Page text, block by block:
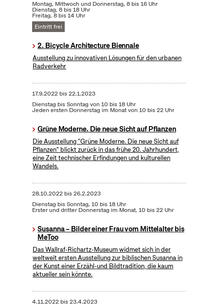
Montag, Mittwoch und Donnerstag, 8 bis 16 Uhr
Dienstag, 8 bis 18 Uhr
Freitag, 8 bis 14 Uhr
Eintritt frei
2. Bicycle Architecture Biennale
Ausstellung zu innovativen Lösungen für den urbanen
Radverkehr
17.9.2022bis22.1.2023
Dienstag bis Sonntag von 10 bis 18 Uhr
Jeden ersten Donnerstag im Monat von 10 bis 22 Uhr
Grüne Moderne. Die neue Sicht auf Pflanzen
Die Ausstellung "Grüne Moderne. Die neue Sicht auf
Pflanzen" blickt zurück in das frühe 20. Jahrhundert,
eine Zeit technischer Erfindungen und kulturellen
Wandels.
28.10.2022bis26.2.2023
Dienstag bis Sonntag, 10 bis 18 Uhr
Erster und dritter Donnerstag im Monat, 10 bis 22 Uhr
Susanna – Bilder einer Frau vom Mittelalter bis
MeToo
Das Wallraf-Richartz-Museum widmet sich in der
weltweit ersten Ausstellung zur biblischen Susanna in
der Kunst einer Erzähl-und Bildtradition, die kaum
aktueller sein könnte.
4.11.2022bis23.4.2023